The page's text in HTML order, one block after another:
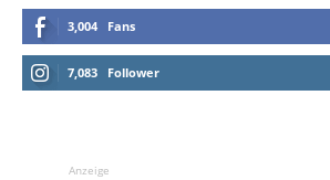
3,004 Fans
7,083 Follower
Anzeige